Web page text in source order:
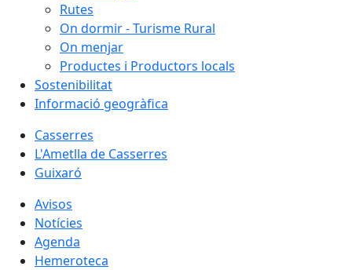
Rutes
On dormir - Turisme Rural
On menjar
Productes i Productors locals
Sostenibilitat
Informació geogràfica
Casserres
L'Ametlla de Casserres
Guixaró
Avisos
Notícies
Agenda
Hemeroteca